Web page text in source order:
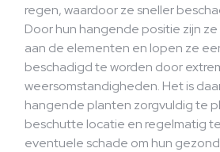
regen, waardoor ze sneller
Door hun hangende positie zijn
aan de elementen en lopen ze
beschadigd te worden door
weersomstandigheden. Het is
hangende planten zorgvuldig te
beschutte locatie en regelmatig
eventuele schade om hun